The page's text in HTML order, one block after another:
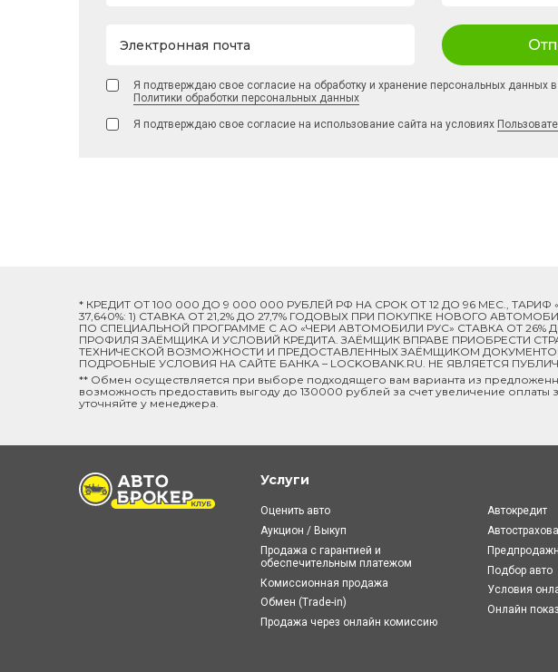
Электронная почта
Я подтверждаю свое согласие на обработку и хранение персональных данных
Политики обработки персональных данных
Я подтверждаю свое согласие на использование сайта на условиях
* КРЕДИТ ОТ 100 000 ДО 9 000 000 РУБЛЕЙ РФ НА СРОК ОТ 12 ДО 96 МЕС.,
37,640%: 1) СТАВКА ОТ 21,2% ДО 27,7% ГОДОВЫХ ПРИ ПОКУПКЕ НОВОГО
ПО СПЕЦИАЛЬНОЙ ПРОГРАММЕ C АО «ЧЕРИ АВТОМОБИЛИ РУС» СТАВКА ОТ
ПРОФИЛЯ ЗАЁМЩИКА И УСЛОВИЙ КРЕДИТА. ЗАЁМЩИК ВПРАВЕ ПРИОБРЕСТИ
ТЕХНИЧЕСКОЙ ВОЗМОЖНОСТИ И ПРЕДОСТАВЛЕННЫХ ЗАЁМЩИКОМ
ПОДРОБНЫЕ УСЛОВИЯ НА САЙТЕ БАНКА – LOCKOBANK.RU. НЕ ЯВЛЯЕТСЯ
** Обмен осуществляется при выборе подходящего вам варианта из
возможность предоставить выгоду до 130000 рублей за счет увеличение
уточняйте у менеджера.
Услуги
Оценить авто
Аукцион / Выкуп
Продажа с гарантией и
обеспечительным платежом
Комиссионная продажа
Обмен (Trade-in)
Продажа через онлайн комиссию
Автокредит
Подбор авто
Условия
Онлайн